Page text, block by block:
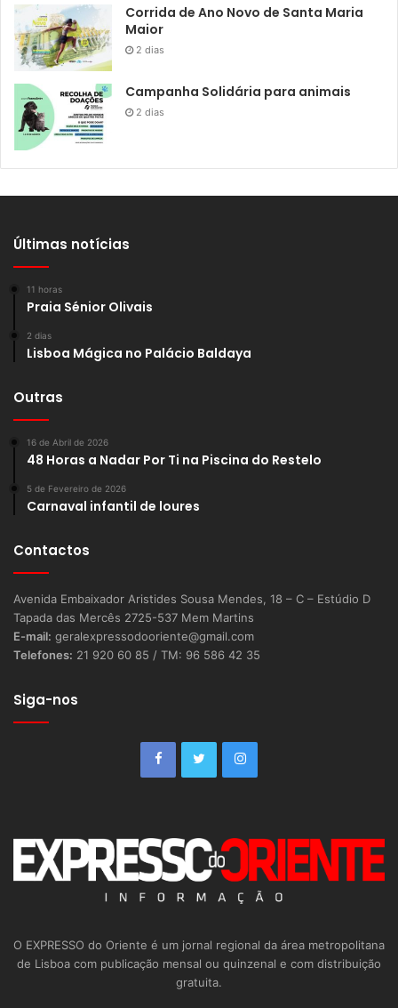
Corrida de Ano Novo de Santa Maria
Maior
2 dias
Campanha Solidária para animais
2 dias
Últimas notícias
11 horas
Praia Sénior Olivais
2 dias
Lisboa Mágica no Palácio Baldaya
Outras
16 de Abril de 2026
48 Horas a Nadar Por Ti na Piscina do Restelo
5 de Fevereiro de 2026
Carnaval infantil de loures
Contactos
Avenida Embaixador Aristides Sousa Mendes, 18 – C – Estúdio D
Tapada das Mercês 2725-537 Mem Martins
E-mail: geralexpressodooriente@gmail.com
Telefones: 21 920 60 85 / TM: 96 586 42 35
Siga-nos
O EXPRESSO do Oriente é um jornal regional da área metropolitana
de Lisboa com publicação mensal ou quinzenal e com distribuição
gratuita.